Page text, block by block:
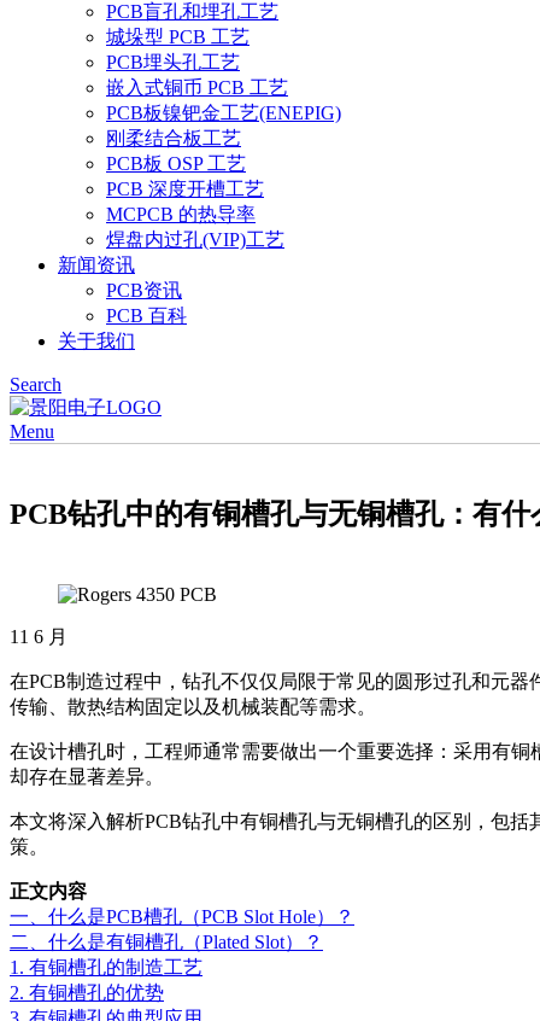
PCB盲孔和埋孔工艺
城垛型 PCB 工艺
PCB埋头孔工艺
嵌入式铜币 PCB 工艺
PCB板镍钯金工艺(ENEPIG)
刚柔结合板工艺
PCB板 OSP 工艺
PCB 深度开槽工艺
MCPCB 的热导率
焊盘内过孔(VIP)工艺
新闻资讯
PCB资讯
PCB 百科
关于我们
Search
Menu
PCB钻孔中的有铜槽孔与无铜槽孔：有什
11 6 月
在PCB制造过程中，钻孔不仅仅局限于常见的圆形过孔和元
传输、散热结构固定以及机械装配等需求。
在设计槽孔时，工程师通常需要做出一个重要选择：采用有铜
却存在显著差异。
本文将深入解析PCB钻孔中有铜槽孔与无铜槽孔的区别，包
策。
正文内容
一、什么是PCB槽孔（PCB Slot Hole）？
二、什么是有铜槽孔（Plated Slot）？
1. 有铜槽孔的制造工艺
2. 有铜槽孔的优势